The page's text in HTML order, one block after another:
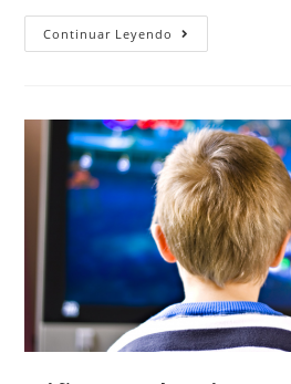
Continuar Leyendo